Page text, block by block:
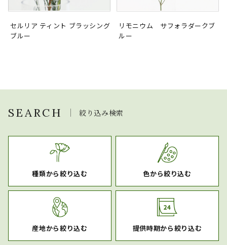
セルリア ティント ブラッシング
ブルー
リモニウム サフォラダークブ
ルー
SEARCH 絞り込み検索
種類から絞り込む 色から絞り込む
産地から絞り込む 提供時期から絞り込む